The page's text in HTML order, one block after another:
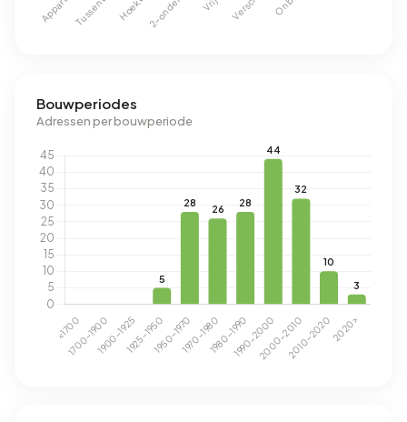
Bouwperiodes
Adressen per bouwperiode